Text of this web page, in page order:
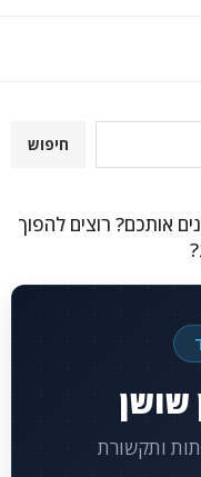
חיפוש
אותכם? רוצים להפוך
שושן